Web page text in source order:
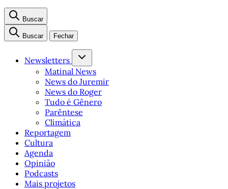
Buscar
Buscar Fechar
Newsletters
Matinal News
News do Juremir
News do Roger
Tudo é Gênero
Parêntese
Climática
Reportagem
Cultura
Agenda
Opinião
Podcasts
Mais projetos